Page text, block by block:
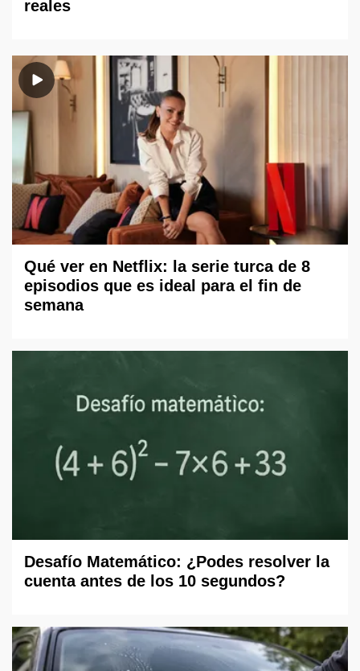
reales
Qué ver en Netflix: la serie turca de 8
episodios que es ideal para el fin de
semana
Desafío Matemático: ¿Podes resolver la
cuenta antes de los 10 segundos?